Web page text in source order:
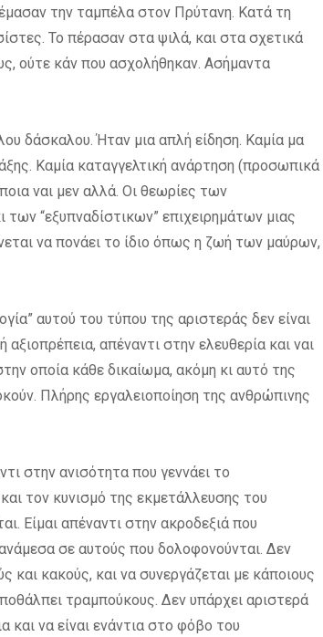
την ταμπέλα στον Πρύτανη. Κατά τη
Το πέρασαν στα ψιλά, και στα σχετικά
ούτε κάν που ασχολήθηκαν. Ασήμαντα
δάσκαλου. Ήταν μια απλή είδηση. Καμία μα
Καμία καταγγελτική ανάρτηση (προσωπικά
ναι μεν αλλά. Οι θεωρίες των
“εξυπναδίστικων” επιχειρημάτων μιας
να πονάει το ίδιο όπως η ζωή των μαύρων,
αυτού του τύπου της αριστεράς δεν είναι
απέναντι στην ελευθερία και ναι
οποία κάθε δικαίωμα, ακόμη κι αυτό της
Πλήρης εργαλειοποίηση της ανθρώπινης
στην ανισότητα που γεννάει το
τον κυνισμό της εκμετάλλευσης του
Είμαι απέναντι στην ακροδεξιά που
σε αυτούς που δολοφονούνται. Δεν
και κακούς, και να συνεργάζεται με κάποιους
τραμπούκους. Δεν υπάρχει αριστερά
και να είναι ενάντια στο φόβο του